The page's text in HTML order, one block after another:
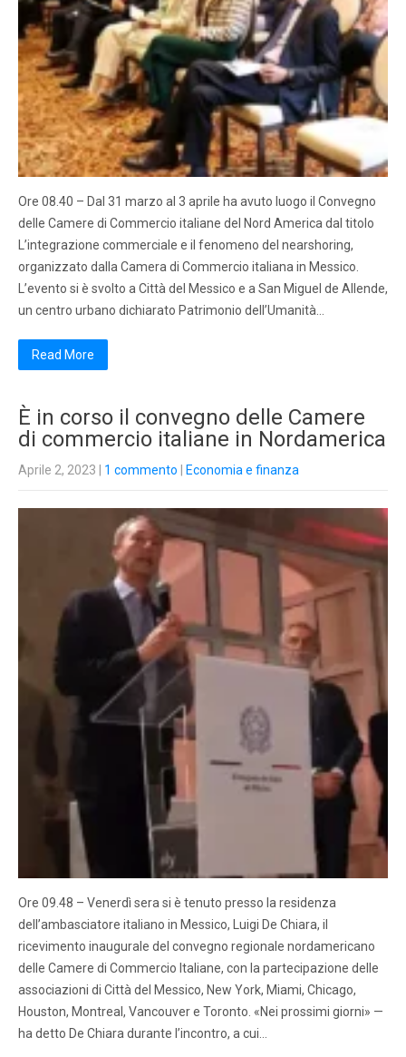
Ore 08.40 – Dal 31 marzo al 3 aprile ha avuto luogo il Convegno
delle Camere di Commercio italiane del Nord America dal titolo
L’integrazione commerciale e il fenomeno del nearshoring,
organizzato dalla Camera di Commercio italiana in Messico.
L’evento si è svolto a Città del Messico e a San Miguel de Allende,
un centro urbano dichiarato Patrimonio dell’Umanità…
Read More
È in corso il convegno delle Camere
di commercio italiane in Nordamerica
Aprile 2, 2023 1 commento Economia e finanza
Ore 09.48 – Venerdì sera si è tenuto presso la residenza
dell’ambasciatore italiano in Messico, Luigi De Chiara, il
ricevimento inaugurale del convegno regionale nordamericano
delle Camere di Commercio Italiane, con la partecipazione delle
associazioni di Città del Messico, New York, Miami, Chicago,
Houston, Montreal, Vancouver e Toronto. «Nei prossimi giorni» —
ha detto De Chiara durante l’incontro, a cui…